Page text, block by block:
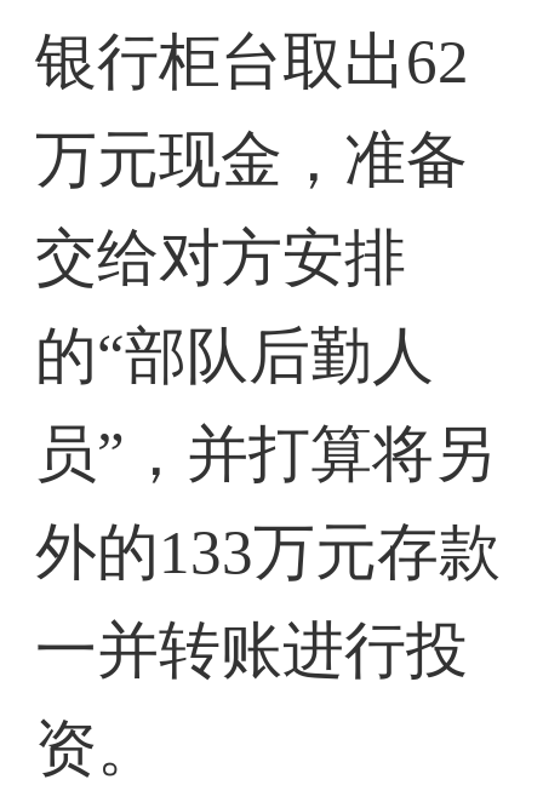
银行柜台取出62
万元现金，准备
交给对方安排
的“部队后勤人
员”，并打算将另
外的133万元存款
一并转账进行投
资。